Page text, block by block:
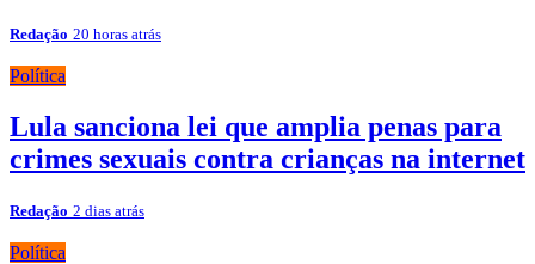
Redação 20 horas atrás
Política
Lula sanciona lei que amplia penas para
crimes sexuais contra crianças na internet
Redação 2 dias atrás
Política